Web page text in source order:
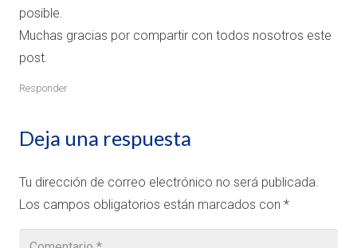
posible.
Muchas gracias por compartir con todos nosotros este
post.
Responder
Deja una respuesta
Tu dirección de correo electrónico no será publicada.
Los campos obligatorios están marcados con *